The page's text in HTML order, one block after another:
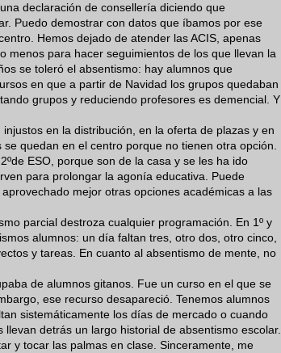
declaración de consellería diciendo que
Puedo demostrar con datos que íbamos por ese
Hemos dejado de atender las ACIS, apenas
menos para hacer seguimientos de los que llevan la
se toleró el absentismo: hay alumnos que
en que a partir de Navidad los grupos quedaban
grupos y reduciendo profesores es demencial. Y
en la distribución, en la oferta de plazas y en
quedan en el centro porque no tienen otra opción.
ESO, porque son de la casa y se les ha ido
para prolongar la agonía educativa. Puede
mejor otras opciones académicas a las
parcial destroza cualquier programación. En 1º y
alumnos: un día faltan tres, otro dos, otro cinco,
y tareas. En cuanto al absentismo de mente, no
de alumnos gitanos. Fue un curso en el que se
ese recurso desapareció. Tenemos alumnos
sistemáticamente los días de mercado o cuando
detrás un largo historial de absentismo escolar.
y tocar las palmas en clase. Sinceramente, me